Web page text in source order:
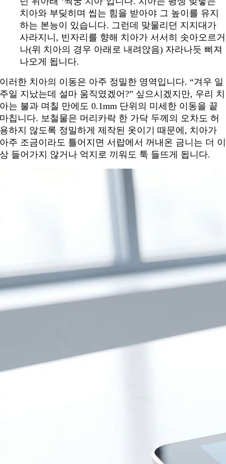
치아와 부딪히며 씹는 힘을 받아야 그 높이를 유지
하는 본능이 있습니다. 그런데 맞물리던 지지대가
사라지니, 빈자리를 향해 치아가 서서히 솟아오르거
나(위 치아의 경우 아래로 내려앉음) 자라나듯 삐져
나오게 됩니다.
이러한 치아의 이동은 아주 정밀한 영역입니다. “겨우 일
주일 지났는데 설마 움직였겠어?” 싶으시겠지만, 우리 치
아는 불과 며칠 만에도 0.1mm 단위의 미세한 이동을 끝
마칩니다. 보철물은 머리카락 한 가닥 두께의 오차도 허
용하지 않도록 정밀하게 제작된 옷이기 때문에, 치아가
아주 조금이라도 틀어지면 서랍에서 꺼내온 금니는 더 이
상 들어가지 않거나 억지로 끼워도 툭 들뜨게 됩니다.